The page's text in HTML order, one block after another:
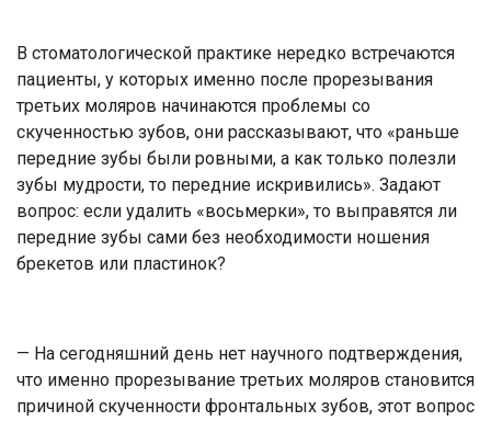
В стоматологической практике нередко встречаются
пациенты, у которых именно после прорезывания
третьих моляров начинаются проблемы со
скученностью зубов, они рассказывают, что «раньше
передние зубы были ровными, а как только полезли
зубы мудрости, то передние искривились». Задают
вопрос: если удалить «восьмерки», то выправятся ли
передние зубы сами без необходимости ношения
брекетов или пластинок?
— На сегодняшний день нет научного подтверждения,
что именно прорезывание третьих моляров становится
причиной скученности фронтальных зубов, этот вопрос